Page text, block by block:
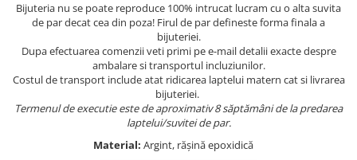
Bijuteria nu se poate reproduce 100% intrucat lucram cu o alta suvita
de par decat cea din poza! Firul de par defineste forma finala a
bijuteriei.
Dupa efectuarea comenzii veti primi pe e-mail detalii exacte despre
ambalare si transportul incluziunilor.
Costul de transport include atat ridicarea laptelui matern cat si livrarea
bijuteriei.
Termenul de executie este de aproximativ 8 săptămâni de la predarea
laptelui/suvitei de par.
Material: Argint, rășină epoxidică